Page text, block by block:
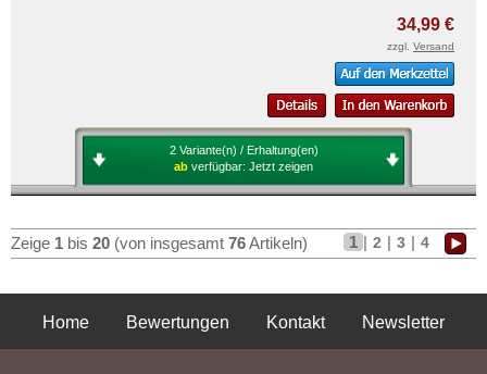
34,99 €
zzgl. Versand
2 Variante(n) / Erhaltung(en)
ab verfügbar: Jetzt zeigen
Zeige 1 bis 20 (von insgesamt 76Artikeln) 1 | 2 | 3 | 4
Home Bewertungen Kontakt
Newsletter